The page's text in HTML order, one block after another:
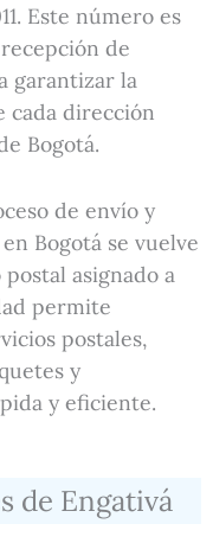
Este número es
de
garantizar la
cada dirección
Bogotá.
de envío y
Bogotá se vuelve
asignado a
permite
postales,
y
y eficiente.
de Engativá